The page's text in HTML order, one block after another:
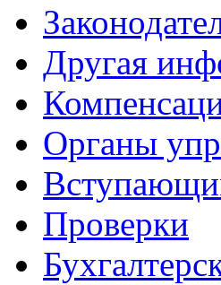
Другая
Органы
Проверки